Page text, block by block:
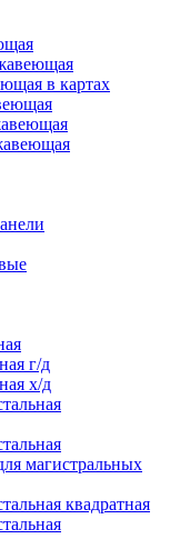
в картах
г/д
х/д
магистральных
квадратная